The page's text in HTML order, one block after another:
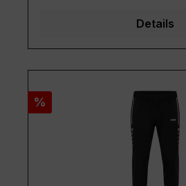
Details
Rabatt
%